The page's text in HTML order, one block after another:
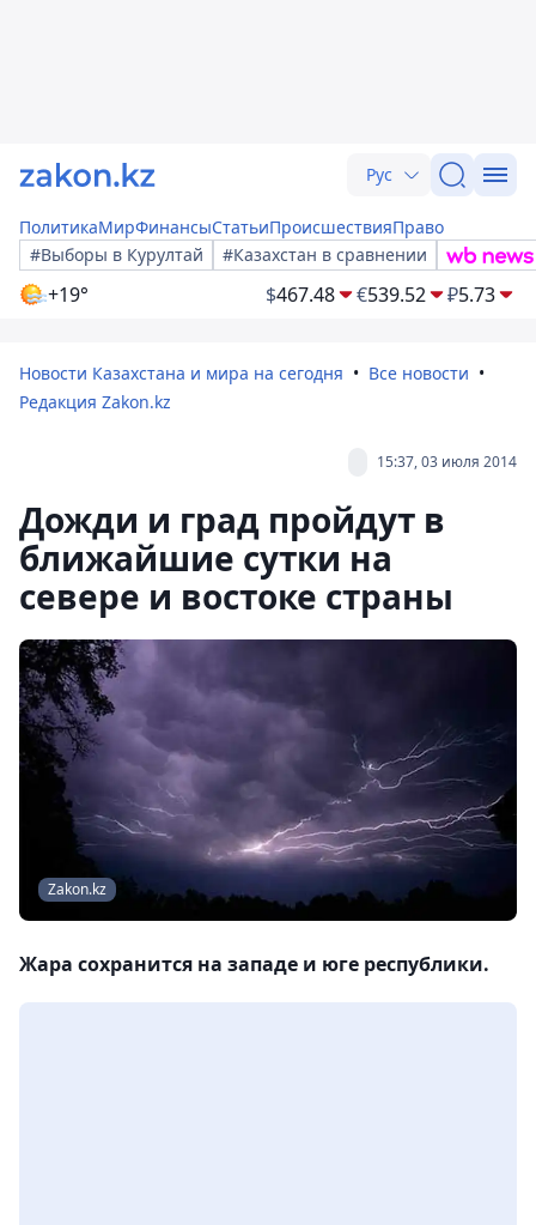
Рус
ПолитикаМирФинансыСтатьиПроисшествияПраво
#Выборы в Курултай
#Казахстан в сравнении
+19° $467.48 €539.52 ₽5.73
Новости Казахстана и мира на сегодня
Все новости
Редакция Zakon.kz
15:37, 03 июля 2014
Дожди и град пройдут в
ближайшие сутки на
севере и востоке страны
Zakon.kz
Жара сохранится на западе и юге республики.